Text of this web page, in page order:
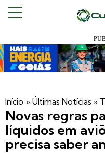
Início » Últimas Notícias »
Novas regras
líquidos em
precisa saber